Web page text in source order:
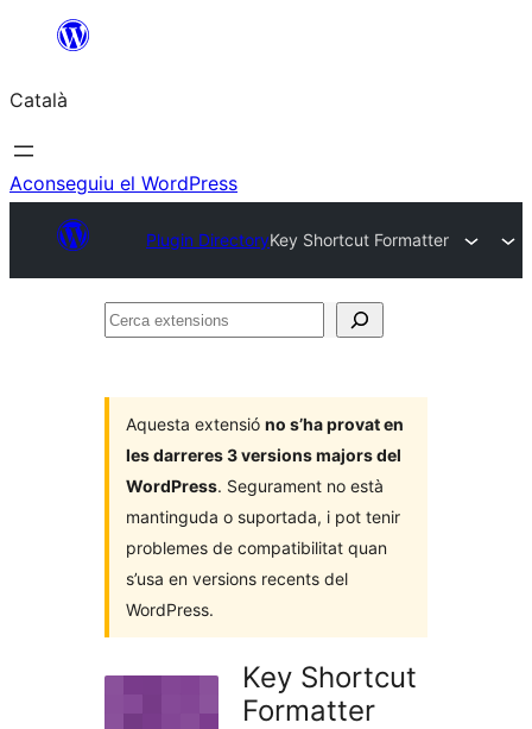
contingut
Català
Aconseguiu el WordPress
Plugin DirectoryKey Shortcut Formatter
Cerca
Aquesta extensió no s’ha provat en
les darreres 3 versions majors del
WordPress. Segurament no està
mantinguda o suportada, i pot tenir
problemes de compatibilitat quan
s’usa en versions recents del
WordPress.
Key Shortcut
Formatter